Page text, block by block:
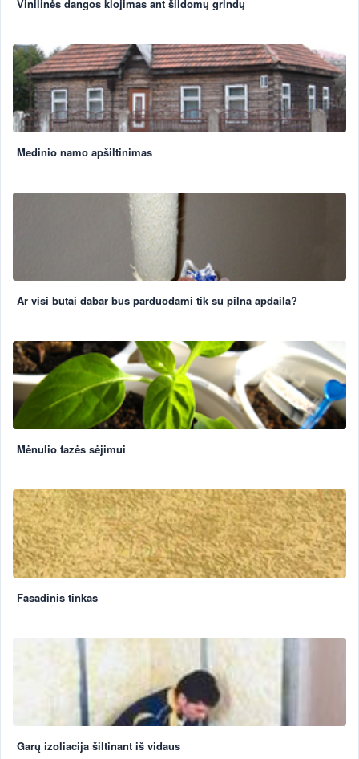
Vinilinės dangos klojimas ant šildomų grindų
Medinio namo apšiltinimas
Ar visi butai dabar bus parduodami tik su pilna apdaila?
Mėnulio fazės sėjimui
Fasadinis tinkas
Garų izoliacija šiltinant iš vidaus